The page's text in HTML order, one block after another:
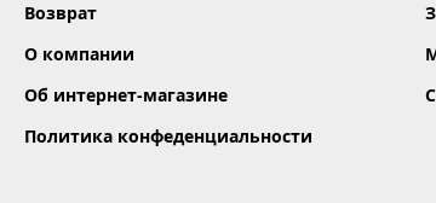
Возврат
О компании
Об интернет-магазине
Политика конфеденциальности